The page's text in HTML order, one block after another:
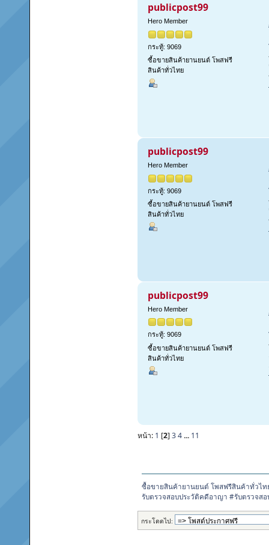
publicpost99
Hero Member
กระทู้: 9069
ซื้อขายสินค้ายานยนต์ โพสฟรี
สินค้าทั่วไทย
publicpost99
Hero Member
กระทู้: 9069
ซื้อขายสินค้ายานยนต์ โพสฟรี
สินค้าทั่วไทย
publicpost99
Hero Member
กระทู้: 9069
ซื้อขายสินค้ายานยนต์ โพสฟรี
สินค้าทั่วไทย
หน้า: 1 [2] 34... 11
ซื้อขายสินค้ายานยนต์ โพสฟรีสินค้าทั่วไท
รับตรวจสอบประวัติคดีอาญา #รับตรวจส
กระโดดไป: